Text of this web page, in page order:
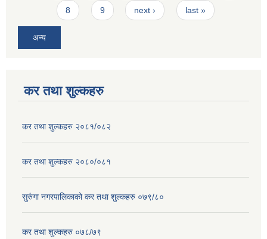
8 9 next › last »
अन्य
कर तथा शुल्कहरु
कर तथा शुल्कहरु २०८१/०८२
कर तथा शुल्कहरु २०८०/०८१
सुरुंगा नगरपालिकाको कर तथा शुल्कहरु ०७९/८०
कर तथा शुल्कहरु ०७८/७९